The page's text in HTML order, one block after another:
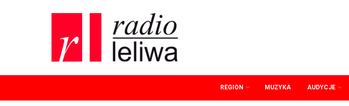
REGION MUZYKA AUDYCJE